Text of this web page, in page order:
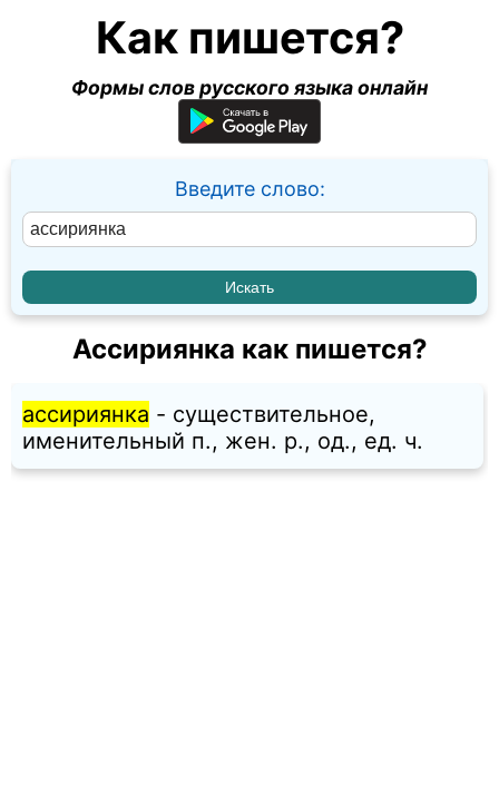
Как пишется?
Формы слов русского языка онлайн
Введите слово:
Ассириянка как пишется?
ассириянка - существительное,
именительный п., жен. p., од., ед. ч.